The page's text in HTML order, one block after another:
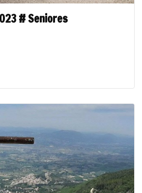
# Seniores